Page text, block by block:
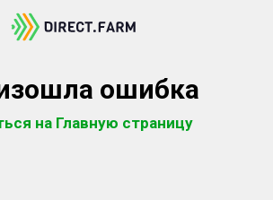
ошибка
на Главную страницу